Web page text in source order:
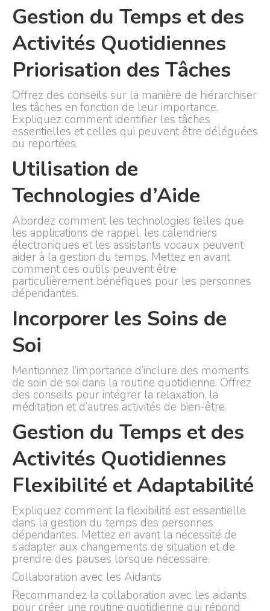
Gestion du Temps et des
Activités Quotidiennes
Priorisation des Tâches
Offrez des conseils sur la manière de hiérarchiser
les tâches en fonction de leur importance.
Expliquez comment identifier les tâches
essentielles et celles qui peuvent être déléguées
ou reportées.
Utilisation de
Technologies d’Aide
Abordez comment les technologies telles que
les applications de rappel, les calendriers
électroniques et les assistants vocaux peuvent
aider à la gestion du temps. Mettez en avant
comment ces outils peuvent être
particulièrement bénéfiques pour les personnes
dépendantes.
Incorporer les Soins de
Soi
Mentionnez l’importance d’inclure des moments
de soin de soi dans la routine quotidienne. Offrez
des conseils pour intégrer la relaxation, la
méditation et d’autres activités de bien-être.
Gestion du Temps et des
Activités Quotidiennes
Flexibilité et Adaptabilité
Expliquez comment la flexibilité est essentielle
dans la gestion du temps des personnes
dépendantes. Mettez en avant la nécessité de
s’adapter aux changements de situation et de
prendre des pauses lorsque nécessaire.
Collaboration avec les Aidants
Recommandez la collaboration avec les aidants
pour créer une routine quotidienne qui répond